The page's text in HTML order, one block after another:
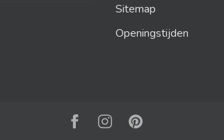
Sitemap
Openingstijden